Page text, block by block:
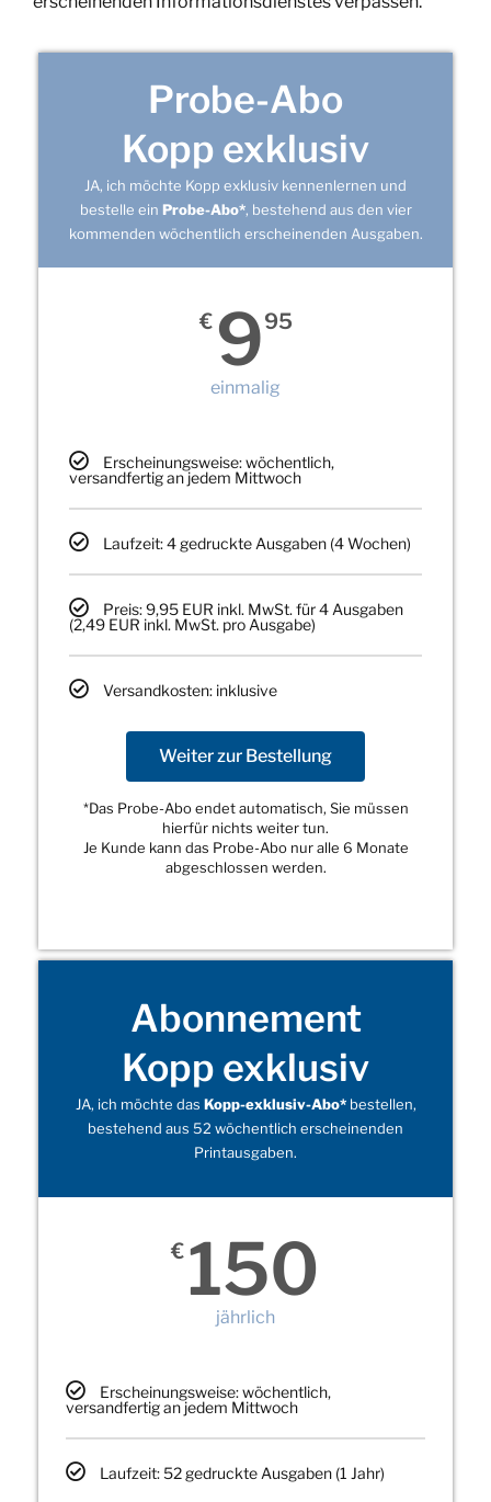
Probe-Abo
Kopp exklusiv
JA, ich möchte Kopp exklusiv kennenlernen und
bestelle ein Probe-Abo*, bestehend aus den vier
kommenden wöchentlich erscheinenden Ausgaben.
€ 995
einmalig
Erscheinungsweise: wöchentlich,
versandfertig an jedem Mittwoch
Laufzeit: 4 gedruckte Ausgaben (4 Wochen)
Preis: 9,95 EUR inkl. MwSt. für 4 Ausgaben
(2,49 EUR inkl. MwSt. pro Ausgabe)
Versandkosten: inklusive
Weiter zur Bestellung
*Das Probe-Abo endet automatisch, Sie müssen
hierfür nichts weiter tun.
Je Kunde kann das Probe-Abo nur alle 6 Monate
abgeschlossen werden.
Abonnement
Kopp exklusiv
JA, ich möchte das Kopp-exklusiv-Abo*bestellen,
bestehend aus 52 wöchentlich erscheinenden
Printausgaben.
€ 150
jährlich
Erscheinungsweise: wöchentlich,
versandfertig an jedem Mittwoch
Laufzeit: 52 gedruckte Ausgaben (1 Jahr)